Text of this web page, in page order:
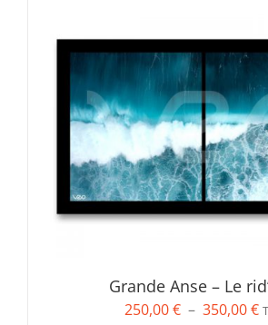
Grande Anse – Le
250,00€ – 350,00€